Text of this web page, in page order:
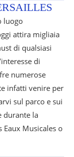
luogo
attira migliaia
di qualsiasi
di
numerose
infatti venire per
sul parco e sui
durante la
Eaux Musicales o